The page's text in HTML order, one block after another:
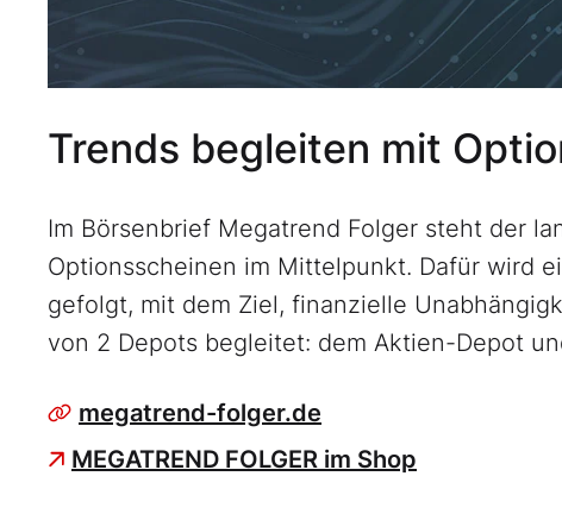
Trends begleiten mit
Im Börsenbrief Megatrend Folger steht der
Optionsscheinen im Mittelpunkt. Dafür wird
gefolgt, mit dem Ziel, finanzielle
von 2 Depots begleitet: dem Aktien-Depot
megatrend-folger.de
MEGATREND FOLGER im Shop